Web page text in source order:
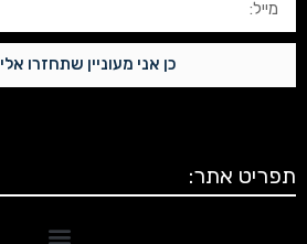
כן אני מעוניין שתחזרו אלי
תפריט אתר: